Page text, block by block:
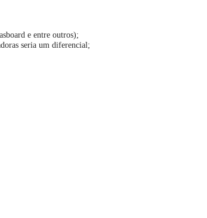
e entre outros);
seria um diferencial;